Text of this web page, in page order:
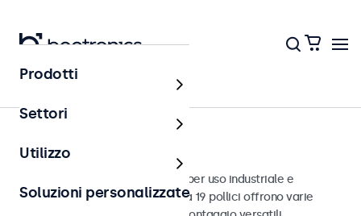
Monitor
Monitor da 19 pollici
Monitor da 19 pollici progettati per uso industriale e
commerciale. Questi monitor da 19 pollici offrono varie
Prodotti
Settori
Utilizzo
Soluzioni personalizzate